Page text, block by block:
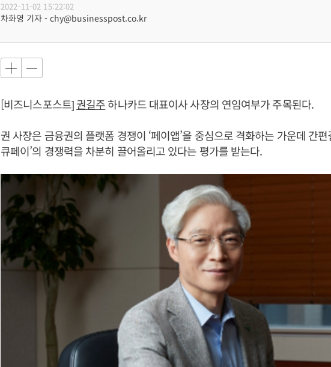
2022-11-02 15:22:02
차화영 기자 - chy@businesspost.co.kr
[비즈니스포스트]권길주하나카드 대표이사 사장의 연임여부가 주목된다.
권 사장은 금융권의 플랫폼 경쟁이 ‘페이앱’을 중심으로 격화하는 가운데 간편
큐페이’의 경쟁력을 차분히 끌어올리고 있다는 평가를 받는다.